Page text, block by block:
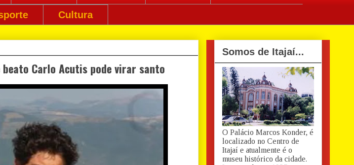
Cultura
Carlo Acutis pode virar santo
Somos de Itajaí...
O Palácio Marcos Konder, é
localizado no Centro de
Itajaí e atualmente é o
museu histórico da cidade.